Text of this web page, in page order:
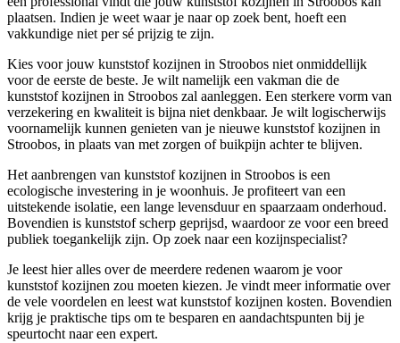
plaatsen. Indien je weet waar je naar op zoek bent, hoeft een
vakkundige niet per sé prijzig te zijn.
Kies voor jouw kunststof kozijnen in Stroobos niet onmiddellijk
voor de eerste de beste. Je wilt namelijk een vakman die de
kunststof kozijnen in Stroobos zal aanleggen. Een sterkere vorm van
verzekering en kwaliteit is bijna niet denkbaar. Je wilt logischerwijs
voornamelijk kunnen genieten van je nieuwe kunststof kozijnen in
Stroobos, in plaats van met zorgen of buikpijn achter te blijven.
Het aanbrengen van kunststof kozijnen in Stroobos is een
ecologische investering in je woonhuis. Je profiteert van een
uitstekende isolatie, een lange levensduur en spaarzaam onderhoud.
Bovendien is kunststof scherp geprijsd, waardoor ze voor een breed
publiek toegankelijk zijn. Op zoek naar een kozijnspecialist?
Je leest hier alles over de meerdere redenen waarom je voor
kunststof kozijnen zou moeten kiezen. Je vindt meer informatie over
de vele voordelen en leest wat kunststof kozijnen kosten. Bovendien
krijg je praktische tips om te besparen en aandachtspunten bij je
speurtocht naar een expert.